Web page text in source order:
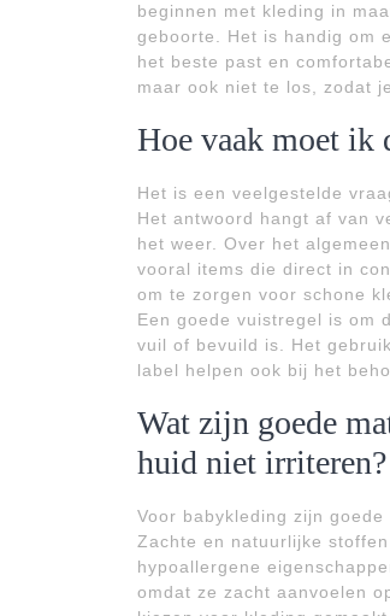
beginnen met kleding in
geboorte. Het is handig om
het beste past en
maar ook niet te los, zodat
Hoe vaak moet ik
Het is een veelgestelde
Het antwoord hangt af van
het weer. Over het
vooral items die direct in
om te zorgen voor schone
Een goede vuistregel is om
vuil of bevuild is. Het
label helpen ook bij het
Wat zijn goede
huid niet irriteren?
Voor babykleding zijn
Zachte en natuurlijke
hypoallergene
omdat ze zacht aanvoelen